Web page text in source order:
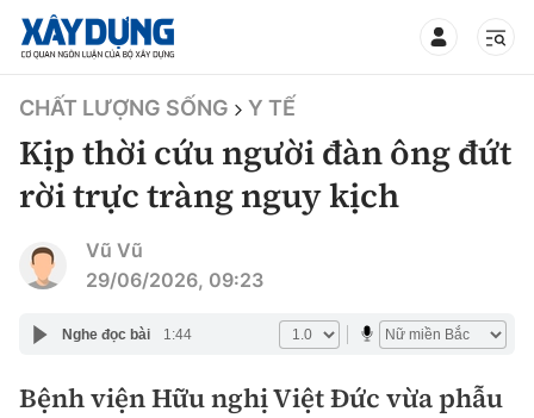
TIN BỘ XÂY DỰNG
CHUYÊN MỤC
Thời sự
CHẤT LƯỢNG SỐNG Y TẾ
Kịp thời cứu người đàn ông đứt
rời trực tràng nguy kịch
Vũ Vũ
29/06/2026, 09:23
Nghe đọc bài 1:44
Bệnh viện Hữu nghị Việt Đức vừa phẫu